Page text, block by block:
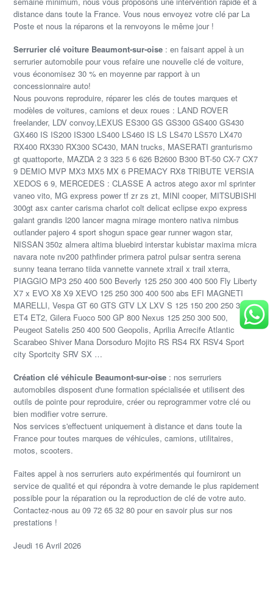
distance dans toute la France. Vous nous envoyez votre clé par La
Poste et nous la réparons et la renvoyons le même jour !
Serrurier clé voiture Beaumont-sur-oise : en faisant appel à un
serrurier automobile pour vous refaire une nouvelle clé de voiture,
vous économisez 30 % en moyenne par rapport à un
concessionnaire auto!
Nous pouvons reproduire, réparer les clés de toutes marques et
modèles de voitures, camions et deux roues : LAND ROVER
freelander, LDV convoy,LEXUS ES300 GS GS300 GS400 GS430
GX460 IS IS200 IS300 LS400 LS460 IS LS LS470 LS570 LX470
RX400 RX330 RX300 SC430, MAN trucks, MASERATI granturismo
gt quattoporte, MAZDA 2 3 323 5 6 626 B2600 B300 BT-50 CX-7 CX7
9 DEMIO MVP MX3 MX5 MX 6 PREMACY RX8 TRIBUTE VERSIA
XEDOS 6 9, MERCEDES : CLASSE A actros atego axor ml sprinter
vaneo vito, MG express power tf zr zs zt, MINI cooper, MITSUBISHI
300gt asx canter carisma charlot colt delicat eclipse expo express
galant grandis l200 lancer magna mirage montero nativa nimbus
outlander pajero 4 sport shogun space gear runner wagon star,
NISSAN 350z almera altima bluebird interstar kubistar maxima micra
navara note nv200 pathfinder primera patrol pulsar sentra serena
sunny teana terrano tiida vannette vannete xtrail x trail xterra,
PIAGGIO MP3 250 400 500 Beverly 125 250 300 400 500 Fly Liberty
X7 x EVO X8 X9 XEVO 125 250 300 400 500 abs EFI MAGNETI
MARELLI, Vespa GT 60 GTS GTV LX LXV S 125 150 200 250 300
ET4 ET2, Gilera Fuoco 500 GP 800 Nexus 125 250 300 500,
Peugeot Satelis 250 400 500 Geopolis, Aprilia Arrecife Atlantic
Scarabeo Shiver Mana Dorsoduro Mojito RS RS4 RX RSV4 Sport
city Sportcity SRV SX …
Création clé véhicule Beaumont-sur-oise : nos serruriers
automobiles disposent d'une formation spécialisée et utilisent des
outils de pointe pour reproduire, créer ou reprogrammer votre clé ou
bien modifier votre serrure.
Nos services s'effectuent uniquement à distance et dans toute la
France pour toutes marques de véhicules, camions, utilitaires,
motos, scooters.
Faites appel à nos serruriers auto expérimentés qui fourniront un
service de qualité et qui répondra à votre demande le plus rapidement
possible pour la réparation ou la reproduction de clé de votre auto.
Contactez-nous au 09 72 65 32 80 pour en savoir plus sur nos
prestations !
Jeudi 16 Avril 2026